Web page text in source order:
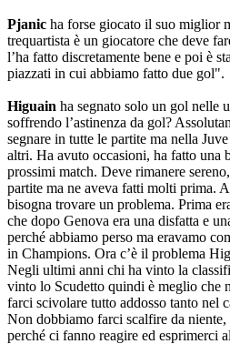
Pjanic ha forse giocato il suo miglior
trequartista è un giocatore che deve
l’ha fatto discretamente bene e poi è
piazzati in cui abbiamo fatto due gol".
Higuain ha segnato solo un gol nelle
soffrendo l’astinenza da gol?
segnare in tutte le partite ma nella
altri. Ha avuto occasioni, ha fatto una
prossimi match. Deve rimanere
partite ma ne aveva fatti molti prima.
bisogna trovare un problema. Prima
che dopo Genova era una disfatta e
perché abbiamo perso ma eravamo
in Champions. Ora c’è il problema
Negli ultimi anni chi ha vinto la
vinto lo Scudetto quindi è meglio che
farci scivolare tutto addosso tanto nel
Non dobbiamo farci scalfire da
perché ci fanno reagire ed esprimerci